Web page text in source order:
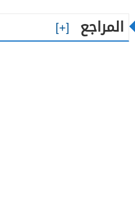
المراجع